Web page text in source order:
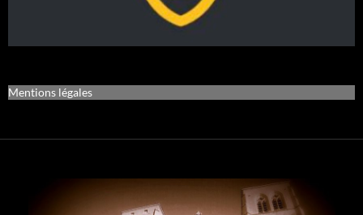
Mentions légales